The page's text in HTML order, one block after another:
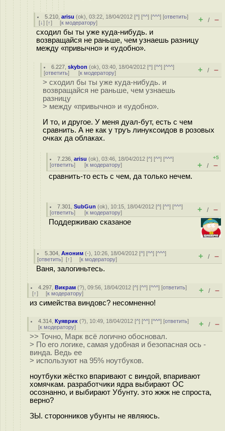
5.210 ,arisu (ok), 03:22, 18/04/2012 [^] [^^] [^^^] [ответить]
[↓] [↑] [к модератору] + / –
сходил бы ты уже куда-нибудь. и
возвращайся не раньше, чем узнаешь разницу
между «привычно» и «удобно».
6.227 ,skybon (ok), 03:40, 18/04/2012 [^] [^^] [^^^]
[ответить] [к модератору] + / –
> сходил бы ты уже куда-нибудь. и
возвращайся не раньше, чем узнаешь
разницу
> между «привычно» и «удобно».
И то, и другое. У меня дуал-бут, есть с чем
сравнить. А не как у труъ линуксоидов в розовых
очках да облаках.
7.236 ,arisu (ok), 03:46, 18/04/2012 [^] [^^] [^^^]
[ответить] [к модератору]
+5
+ / –
сравнить-то есть с чем, да только нечем.
7.301 ,SubGun (ok), 10:15, 18/04/2012 [^] [^^] [^^^]
[ответить] [к модератору] + / –
Поддерживаю сказаное
5.304 ,Аноним (-), 10:26, 18/04/2012 [^] [^^] [^^^]
[ответить] [↑] [к модератору] + / –
Ваня, залогиньтесь.
4.297 ,Викрам (?), 09:56, 18/04/2012 [^] [^^] [^^^] [ответить]
[↑] [к модератору] + / –
из симейства виндовс? несомненно!
4.314 ,Куяврик (?), 10:49, 18/04/2012 [^] [^^] [^^^] [ответить]
[к модератору] + / –
>> Точно, Марк всё логично обосновал.
> По его логике, самая удобная и безопасная ось -
винда. Ведь ее
> используют на 95% ноутбуков.
ноутбуки жёстко впаривают с виндой, впаривают
хомячкам. разработчики ядра выбирают ОС
осознанно, и выбирают Убунту. это жжж не спроста,
верно?
ЗЫ. сторонников убунты не являюсь.